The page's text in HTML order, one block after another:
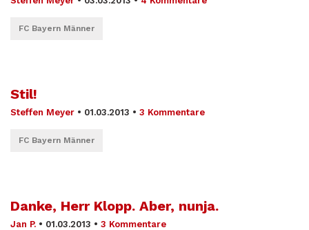
FC Bayern Männer
Stil!
Steffen Meyer • 01.03.2013 • 3 Kommentare
FC Bayern Männer
Danke, Herr Klopp. Aber, nunja.
Jan P. • 01.03.2013 • 3 Kommentare